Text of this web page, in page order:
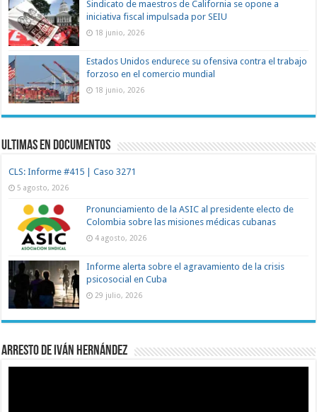
Sindicato de maestros de California se opone a
iniciativa fiscal impulsada por SEIU
18 junio, 2026
Estados Unidos endurece su ofensiva contra el trabajo
forzoso en el comercio mundial
18 junio, 2026
Ultimas en documentos
CLS: Informe #415 | Caso 3271
5 agosto, 2026
Pronunciamiento de la ASIC al presidente electo de
Colombia sobre las misiones médicas cubanas
4 agosto, 2026
Informe alerta sobre el agravamiento de la crisis
psicosocial en Cuba
29 julio, 2026
Arresto de Iván Hernández